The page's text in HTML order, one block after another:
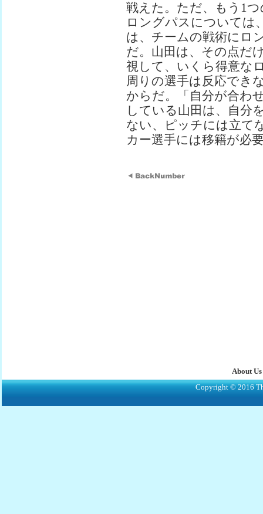
戦えた。ただ、もう1
ロングパスについては
は、チームの戦術にロ
だ。山田は、その点だ
視して、いくら得意な
周りの選手は反応でき
からだ。「自分が合わ
している山田は、自分
ない、ピッチには立て
カー選手には移籍が必
About Us
Copyright © 2016